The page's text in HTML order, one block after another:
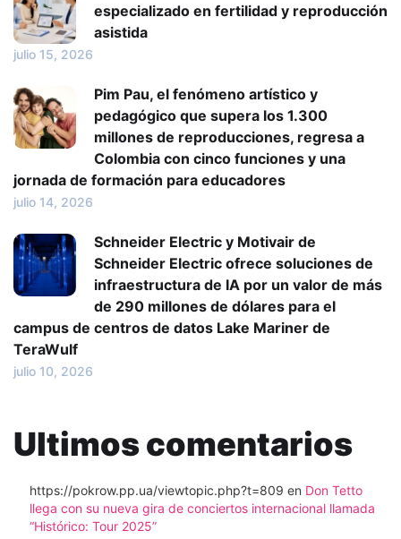
especializado en fertilidad y reproducción
asistida
julio 15, 2026
Pim Pau, el fenómeno artístico y
pedagógico que supera los 1.300
millones de reproducciones, regresa a
Colombia con cinco funciones y una
jornada de formación para educadores
julio 14, 2026
Schneider Electric y Motivair de
Schneider Electric ofrece soluciones de
infraestructura de IA por un valor de más
de 290 millones de dólares para el
campus de centros de datos Lake Mariner de
TeraWulf
julio 10, 2026
Ultimos comentarios
https://pokrow.pp.ua/viewtopic.php?t=809 en Don Tetto
llega con su nueva gira de conciertos internacional llamada
“Histórico: Tour 2025”